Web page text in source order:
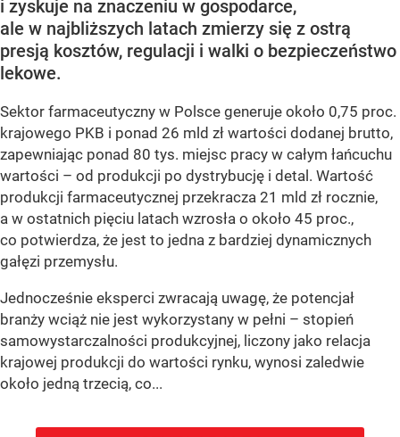
i zyskuje na znaczeniu w gospodarce,
ale w najbliższych latach zmierzy się z ostrą
presją kosztów, regulacji i walki o bezpieczeństwo
lekowe.
Sektor farmaceutyczny w Polsce generuje około 0,75 proc.
krajowego PKB i ponad 26 mld zł wartości dodanej brutto,
zapewniając ponad 80 tys. miejsc pracy w całym łańcuchu
wartości – od produkcji po dystrybucję i detal. Wartość
produkcji farmaceutycznej przekracza 21 mld zł rocznie,
a w ostatnich pięciu latach wzrosła o około 45 proc.,
co potwierdza, że jest to jedna z bardziej dynamicznych
gałęzi przemysłu.
Jednocześnie eksperci zwracają uwagę, że potencjał
branży wciąż nie jest wykorzystany w pełni – stopień
samowystarczalności produkcyjnej, liczony jako relacja
krajowej produkcji do wartości rynku, wynosi zaledwie
około jedną trzecią, co...